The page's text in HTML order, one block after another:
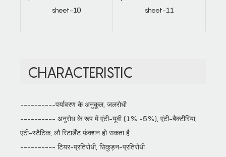
CHARACTERISTIC
----------पर्यावरण के अनुकूल, जलरोधी
---------- अनुरोध के रूप में एंटी-यूवी (1% -5%), एंटी-बैक्टीरिया,
एंटी-स्टैटिक, लौ रिटार्डेंट फ़ंक्शन हो सकता है
---------- टियर-प्रतिरोधी, सिकुड़न-प्रतिरोधी